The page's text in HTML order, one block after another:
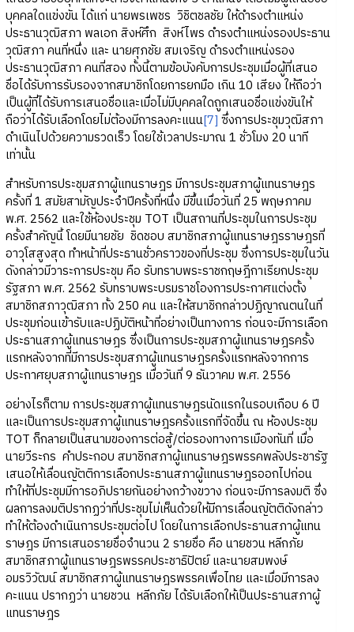
บุคคลใดแข่งขัน ได้แก่ นายพรเพชร วิชิตชลชัย ให้ดำรงตำแหน่ง
ประธานวุฒิสภา พลเอก สิงห์ศึก สิงห์ไพร ดำรงตำแหน่งรองประธาน
วุฒิสภา คนที่หนึ่ง และ นายศุภชัย สมเจริญ ดำรงตำแหน่งรอง
ประธานวุฒิสภา คนที่สอง ทั้งนี้ตามข้อบังคับการประชุมเมื่อผู้ที่เสนอ
ชื่อได้รับการรับรองจากสมาชิกโดยการยกมือ เกิน 10 เสียง ให้ถือว่า
เป็นผู้ที่ได้รับการเสนอชื่อและเมื่อไม่มีบุคคลใดถูกเสนอชื่อแข่งขันให้
ถือว่าได้รับเลือกโดยไม่ต้องมีการลงคะแนน[7] ซึ่งการประชุมวุฒิสภา
ดำเนินไปด้วยความรวดเร็ว โดยใช้เวลาประมาณ 1 ชั่วโมง 20 นาที
เท่านั้น
สำหรับการประชุมสภาผู้แทนราษฎร มีการประชุมสภาผู้แทนราษฎร
ครั้งที่ 1 สมัยสามัญประจำปีครั้งที่หนึ่ง มีขึ้นเมื่อวันที่ 25 พฤษภาคม
พ.ศ. 2562 และใช้ห้องประชุม TOT เป็นสถานที่ประชุมในการประชุม
ครั้งสำคัญนี้ โดยมีนายชัย ชิดชอบ สมาชิกสภาผู้แทนราษฎรราษฎรที่
อาวุโสสูงสุด ทำหน้าที่ประธานชั่วคราวของที่ประชุม ซึ่งการประชุมในวัน
ดังกล่าวมีวาระการประชุม คือ รับทราบพระราชกฤษฎีกาเรียกประชุม
รัฐสภา พ.ศ. 2562 รับทราบพระบรมราชโองการประกาศแต่งตั้ง
สมาชิกสภาวุฒิสภา ทั้ง 250 คน และให้สมาชิกกล่าวปฏิญาณตนในที่
ประชุมก่อนเข้ารับและปฏิบัติหน้าที่อย่างเป็นทางการ ก่อนจะมีการเลือก
ประธานสภาผู้แทนราษฎร ซึ่งเป็นการประชุมสภาผู้แทนราษฎรครั้ง
แรกหลังจากที่มีการประชุมสภาผู้แทนราษฎรครั้งแรกหลังจากการ
ประกาศยุบสภาผู้แทนราษฎร เมื่อวันที่ 9 ธันวาคม พ.ศ. 2556
อย่างไรก็ตาม การประชุมสภาผู้แทนราษฎรนัดแรกในรอบเกือบ 6 ปี
และเป็นการประชุมสภาผู้แทนราษฎรครั้งแรกที่จัดขึ้น ณ ห้องประชุม
TOT ก็กลายเป็นสนามของการต่อสู้/ต่อรองทางการเมืองทันที่ เมื่อ
นายวีระกร คำประกอบ สมาชิกสภาผู้แทนราษฎรพรรคพลังประชารัฐ
เสนอให้เลื่อนญัตติการเลือกประธานสภาผู้แทนราษฎรออกไปก่อน
ทำให้ที่ประชุมมีการอภิปรายกันอย่างกว้างขวาง ก่อนจะมีการลงมติ ซึ่ง
ผลการลงมติปรากฏว่าที่ประชุมไม่เห็นด้วยให้มีการเลื่อนญัตติดังกล่าว
ทำให้ต้องดำเนินการประชุมต่อไป โดยในการเลือกประธานสภาผู้แทน
ราษฎร มีการเสนอรายชื่อจำนวน 2 รายชื่อ คือ นายชวน หลีกภัย
สมาชิกสภาผู้แทนราษฎรพรรคประชาธิปัตย์ และนายสมพงษ์
อมรวิวัฒน์ สมาชิกสภาผู้แทนราษฎรพรรคเพื่อไทย และเมื่อมีการลง
คะแนน ปรากฏว่า นายชวน หลีกภัย ได้รับเลือกให้เป็นประธานสภาผู้
แทนราษฎร